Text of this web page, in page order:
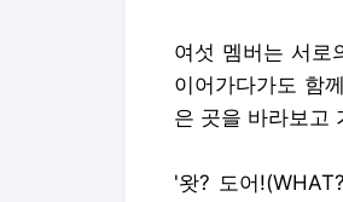
여섯 멤버는 서로
이어가다가도 함
은 곳을 바라보고
'왓? 도어